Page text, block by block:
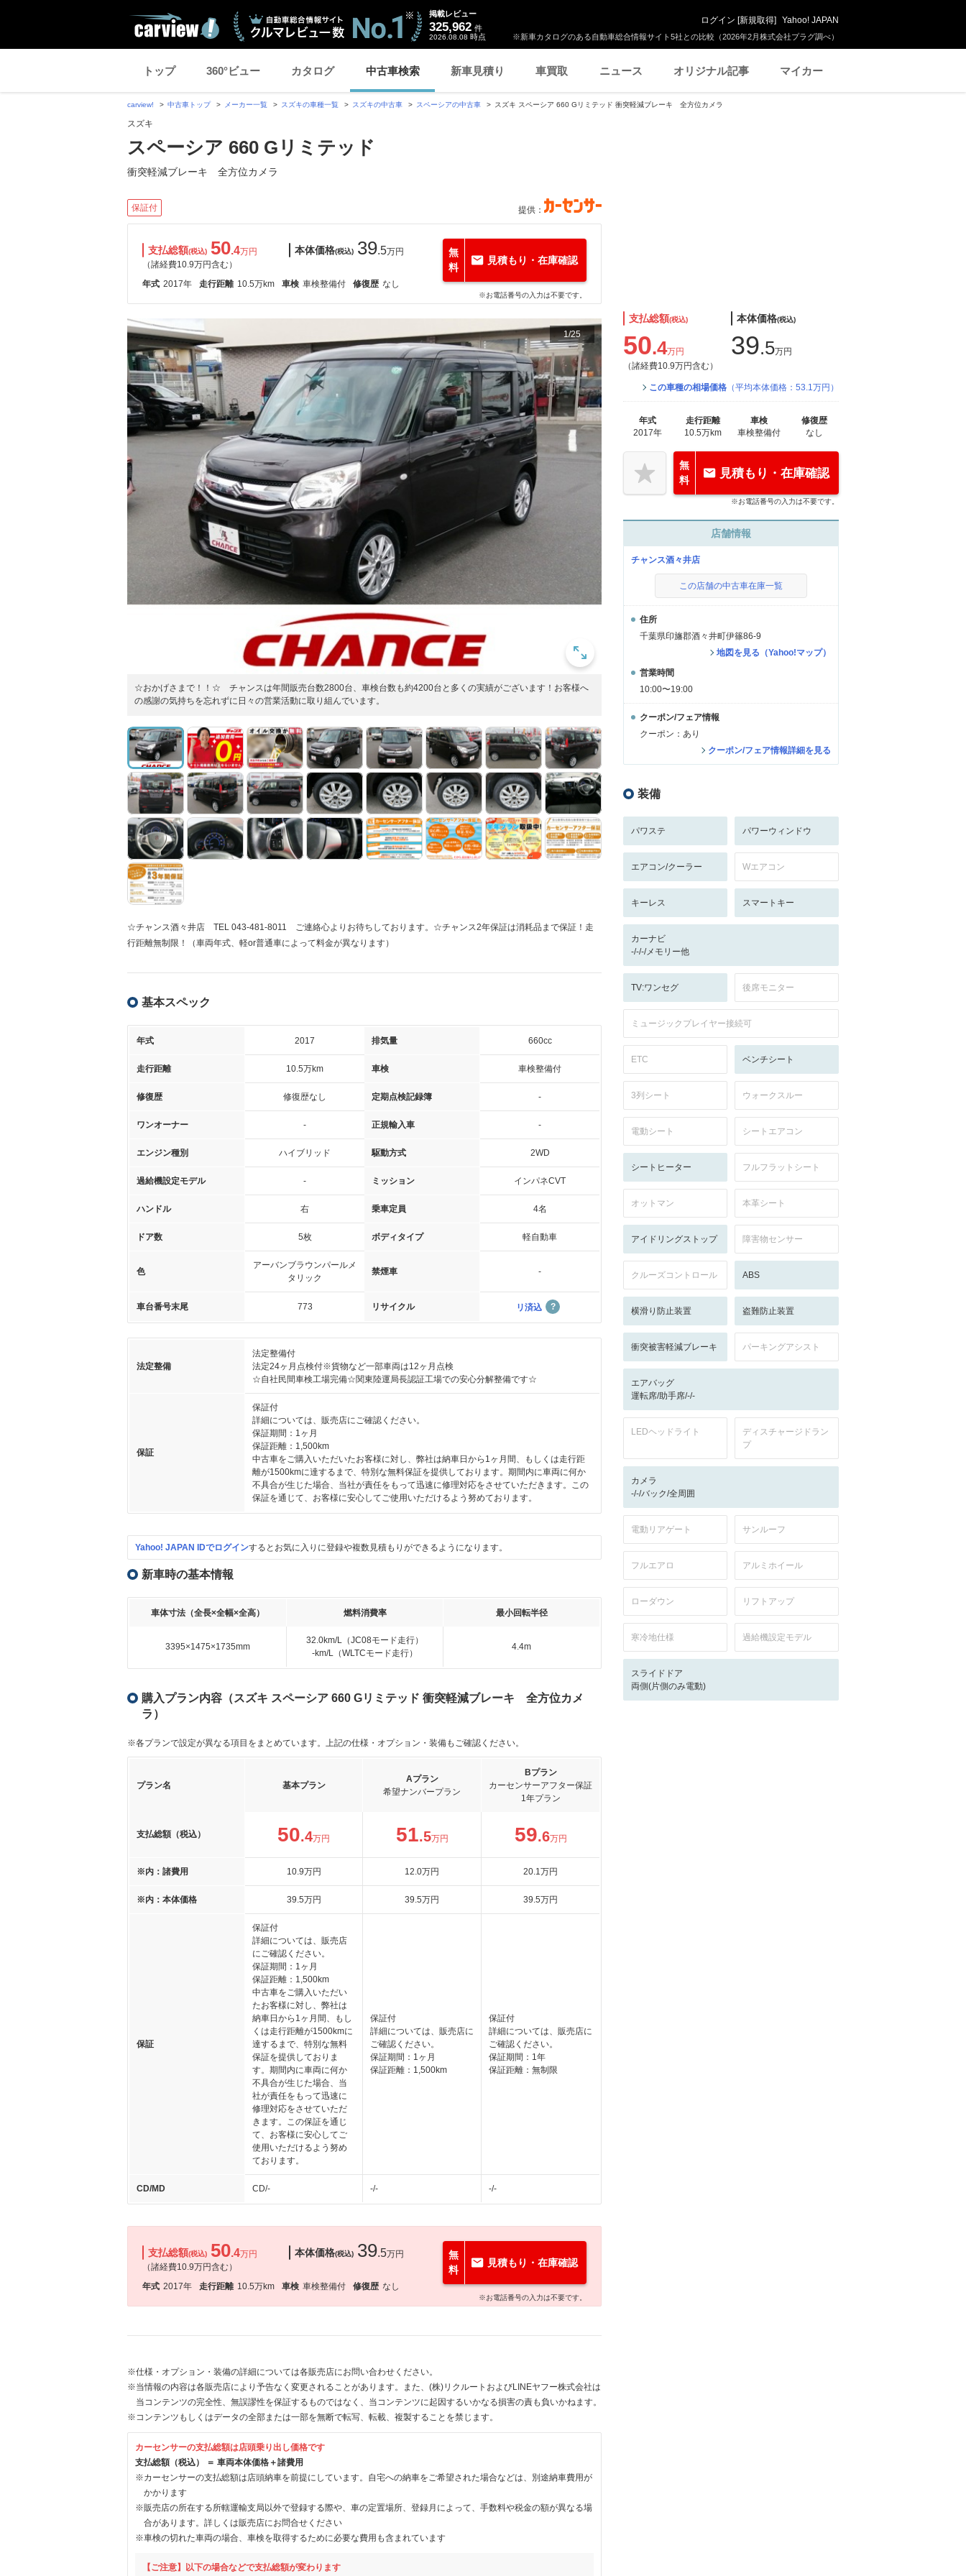
※新車カタログのある自動車総合情報サイト5社との比較（2026年2月株式会社プラグ調べ）
掲載レビュー
325,962 件
2026.08.08 時点
ログイン [新規取得] Yahoo! JAPAN
トップ 360°ビュー カタログ 中古車検索 新車見積り 車買取 ニュース オリジナル記事 マイカー
carview! 中古車トップ メーカー一覧 スズキの車種一覧 スズキの中古車 スペーシアの中古車 スズキ スペーシア 660 Gリミテッド 衝突軽減ブレーキ 全方位カメラ
スズキ
スペーシア 660 Gリミテッド
衝突軽減ブレーキ 全方位カメラ
保証付 提供：
支払総額(税込) 50.4万円
（諸経費10.9万円含む）
本体価格(税込) 39.5万円
年式 2017年 走行距離 10.5万km 車検 車検整備付 修復歴 なし
無
料
見積もり・在庫確認
※お電話番号の入力は不要です。
1/25
☆おかげさまで！！☆ チャンスは年間販売台数2800台、車検台数も約4200台と多くの実績がございます！お客様へ
の感謝の気持ちを忘れずに日々の営業活動に取り組んでいます。
☆チャンス酒々井店 TEL 043-481-8011 ご連絡心よりお待ちしております。☆チャンス2年保証は消耗品まで保証！走
行距離無制限！（車両年式、軽or普通車によって料金が異なります）
基本スペック
年式 2017 排気量 660cc
走行距離 10.5万km 車検 車検整備付
修復歴 修復歴なし 定期点検記録簿 -
ワンオーナー - 正規輸入車 -
エンジン種別 ハイブリッド 駆動方式 2WD
過給機設定モデル - ミッション インパネCVT
ハンドル 右 乗車定員 4名
ドア数 5枚 ボディタイプ 軽自動車
色
アーバンブラウンパールメ
タリック
禁煙車 -
車台番号末尾 773 リサイクル リ済込
法定整備
法定整備付
法定24ヶ月点検付※貨物など一部車両は12ヶ月点検
☆自社民間車検工場完備☆関東陸運局長認証工場での安心分解整備です☆
保証
保証付
詳細については、販売店にご確認ください。
保証期間：1ヶ月
保証距離：1,500km
中古車をご購入いただいたお客様に対し、弊社は納車日から1ヶ月間、もしくは走行距
離が1500kmに達するまで、特別な無料保証を提供しております。期間内に車両に何か
不具合が生じた場合、当社が責任をもって迅速に修理対応をさせていただきます。この
保証を通じて、お客様に安心してご使用いただけるよう努めております。
Yahoo! JAPAN IDでログインするとお気に入りに登録や複数見積もりができるようになります。
新車時の基本情報
車体寸法（全長×全幅×全高） 燃料消費率 最小回転半径
3395×1475×1735mm
32.0km/L（JC08モード走行）
-km/L（WLTCモード走行）
4.4m
購入プラン内容（スズキ スペーシア 660 Gリミテッド 衝突軽減ブレーキ 全方位カメ
ラ）
※各プランで設定が異なる項目をまとめています。上記の仕様・オプション・装備もご確認ください。
プラン名 基本プラン
Aプラン
希望ナンバープラン
Bプラン
カーセンサーアフター保証
1年プラン
支払総額（税込） 50.4万円 51.5万円 59.6万円
※内：諸費用 10.9万円 12.0万円 20.1万円
※内：本体価格 39.5万円 39.5万円 39.5万円
保証
保証付
詳細については、販売店
にご確認ください。
保証期間：1ヶ月
保証距離：1,500km
中古車をご購入いただい
たお客様に対し、弊社は
納車日から1ヶ月間、もし
くは走行距離が1500kmに
達するまで、特別な無料
保証を提供しておりま
す。期間内に車両に何か
不具合が生じた場合、当
社が責任をもって迅速に
修理対応をさせていただ
きます。この保証を通じ
て、お客様に安心してご
使用いただけるよう努め
ております。
保証付
詳細については、販売店に
ご確認ください。
保証期間：1ヶ月
保証距離：1,500km
保証付
詳細については、販売店に
ご確認ください。
保証期間：1年
保証距離：無制限
CD/MD CD/- -/- -/-
支払総額(税込) 50.4万円
（諸経費10.9万円含む）
本体価格(税込) 39.5万円
年式 2017年 走行距離 10.5万km 車検 車検整備付 修復歴 なし
無
料
見積もり・在庫確認
※お電話番号の入力は不要です。
※仕様・オプション・装備の詳細については各販売店にお問い合わせください。
※当情報の内容は各販売店により予告なく変更されることがあります。また、(株)リクルートおよびLINEヤフー株式会社は
当コンテンツの完全性、無誤謬性を保証するものではなく、当コンテンツに起因するいかなる損害の責も負いかねます。
※コンテンツもしくはデータの全部または一部を無断で転写、転載、複製することを禁じます。
カーセンサーの支払総額は店頭乗り出し価格です
支払総額（税込） ＝ 車両本体価格＋諸費用
※カーセンサーの支払総額は店頭納車を前提にしています。自宅への納車をご希望された場合などは、別途納車費用が
かかります
※販売店の所在する所轄運輸支局以外で登録する際や、車の定置場所、登録月によって、手数料や税金の額が異なる場
合があります。詳しくは販売店にお問合せください
※車検の切れた車両の場合、車検を取得するために必要な費用も含まれています
【ご注意】以下の場合などで支払総額が変わります
支払総額(税込)
50.4万円
（諸経費10.9万円含む）
本体価格(税込)
39.5万円
この車種の相場価格 （平均本体価格：53.1万円）
年式
2017年
走行距離
10.5万km
車検
車検整備付
修復歴
なし
無
料
見積もり・在庫確認
※お電話番号の入力は不要です。
店舗情報
チャンス酒々井店
この店舗の中古車在庫一覧
住所
千葉県印旛郡酒々井町伊篠86-9
地図を見る（Yahoo!マップ）
営業時間
10:00〜19:00
クーポン/フェア情報
クーポン：あり
クーポン/フェア情報詳細を見る
装備
パワステ パワーウィンドウ
エアコン/クーラー Wエアコン
キーレス スマートキー
カーナビ
-/-/-/メモリー他
TV:ワンセグ 後席モニター
ミュージックプレイヤー接続可
ETC ベンチシート
3列シート ウォークスルー
電動シート シートエアコン
シートヒーター フルフラットシート
オットマン 本革シート
アイドリングストップ 障害物センサー
クルーズコントロール ABS
横滑り防止装置 盗難防止装置
衝突被害軽減ブレーキ パーキングアシスト
エアバッグ
運転席/助手席/-/-
LEDヘッドライト
ディスチャージドラン
プ
カメラ
-/-/バック/全周囲
電動リアゲート サンルーフ
フルエアロ アルミホイール
ローダウン リフトアップ
寒冷地仕様 過給機設定モデル
スライドドア
両側(片側のみ電動)